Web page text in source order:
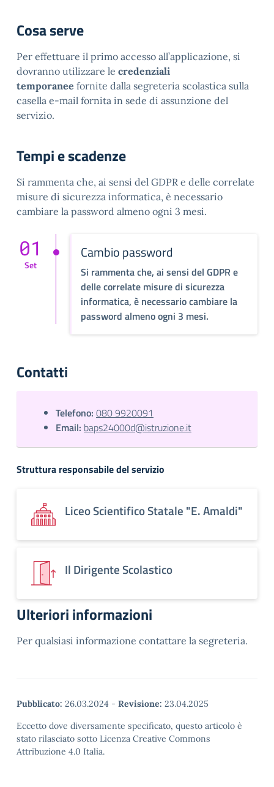
Cosa serve
Per effettuare il primo accesso all’applicazione, si
dovranno utilizzare le credenziali
temporanee fornite dalla segreteria scolastica sulla
casella e-mail fornita in sede di assunzione del
servizio.
Tempi e scadenze
Si rammenta che, ai sensi del GDPR e delle correlate
misure di sicurezza informatica, è necessario
cambiare la password almeno ogni 3 mesi.
Cambio password
Si rammenta che, ai sensi del GDPR e
delle correlate misure di sicurezza
informatica, è necessario cambiare la
password almeno ogni 3 mesi.
01
Set
Contatti
Telefono: 080 9920091
Email: baps24000d@istruzione.it
Struttura responsabile del servizio
Liceo Scientifico Statale "E. Amaldi"
Il Dirigente Scolastico
Ulteriori informazioni
Per qualsiasi informazione contattare la segreteria.
Pubblicato: 26.03.2024 - Revisione: 23.04.2025
Eccetto dove diversamente specificato, questo articolo è
stato rilasciato sotto Licenza Creative Commons
Attribuzione 4.0 Italia.